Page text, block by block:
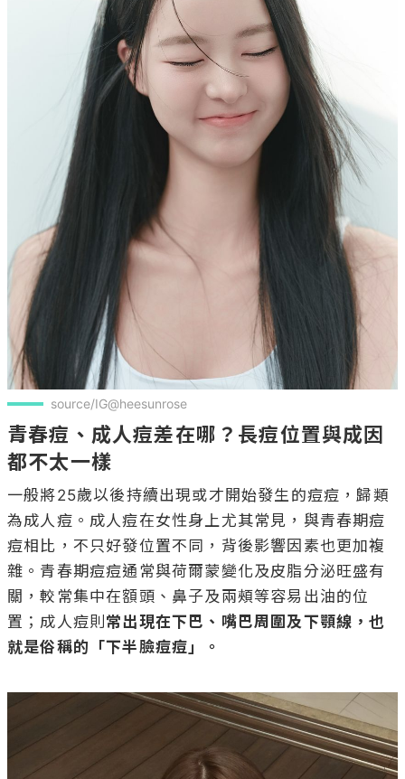
source/IG@heesunrose
青春痘、成人痘差在哪？長痘位置與成因
都不太一樣
一般將25歲以後持續出現或才開始發生的痘痘，歸類
為成人痘。成人痘在女性身上尤其常見，與青春期痘
痘相比，不只好發位置不同，背後影響因素也更加複
雜。青春期痘痘通常與荷爾蒙變化及皮脂分泌旺盛有
關，較常集中在額頭、鼻子及兩頰等容易出油的位
置；成人痘則 常出現在下巴、嘴巴周圍及下顎線，也
就是俗稱的「下半臉痘痘」。